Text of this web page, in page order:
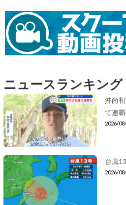
ニュースランキング
沖尚
て連
2026/
台風
2026/